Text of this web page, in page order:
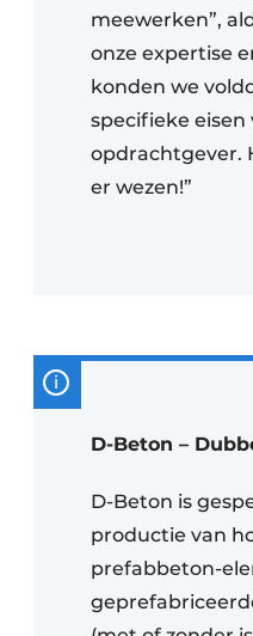
meewerken”,
onze expertise
konden we
specifieke eisen
opdrachtgever.
er wezen!”
D-Beton –
D-Beton is
productie van
prefabbeton-